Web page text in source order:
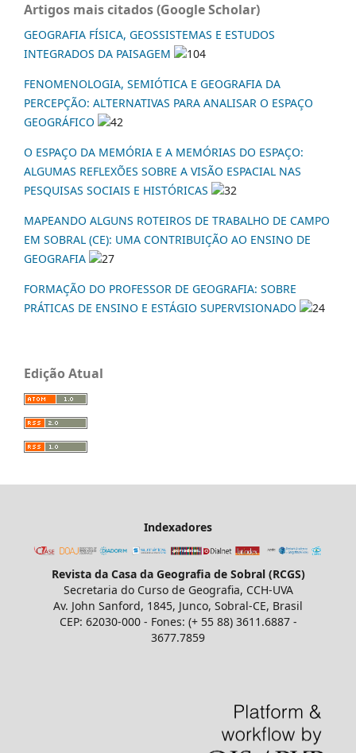
Artigos mais citados (Google Scholar)
GEOGRAFIA FÍSICA, GEOSSISTEMAS E ESTUDOS
INTEGRADOS DA PAISAGEM
104
FENOMENOLOGIA, SEMIÓTICA E GEOGRAFIA DA
PERCEPÇÃO: ALTERNATIVAS PARA ANALISAR O ESPAÇO
GEOGRÁFICO
42
O ESPAÇO DA MEMÓRIA E A MEMÓRIAS DO ESPAÇO:
ALGUMAS REFLEXÕES SOBRE A VISÃO ESPACIAL NAS
PESQUISAS SOCIAIS E HISTÓRICAS
32
MAPEANDO ALGUNS ROTEIROS DE TRABALHO DE CAMPO
EM SOBRAL (CE): UMA CONTRIBUIÇÃO AO ENSINO DE
GEOGRAFIA
27
FORMAÇÃO DO PROFESSOR DE GEOGRAFIA: SOBRE
PRÁTICAS DE ENSINO E ESTÁGIO SUPERVISIONADO
24
Edição Atual
Indexadores
Revista da Casa da Geografia de Sobral (RCGS)
Secretaria do Curso de Geografia, CCH-UVA
Av. John Sanford, 1845, Junco, Sobral-CE, Brasil
CEP: 62030-000 - Fones: (+ 55 88) 3611.6887 -
3677.7859